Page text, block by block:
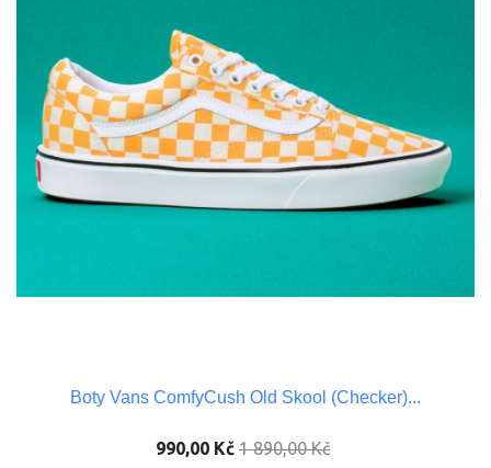
Boty Vans ComfyCush Old Skool (Checker)...
990,00 Kč 1 890,00 Kč